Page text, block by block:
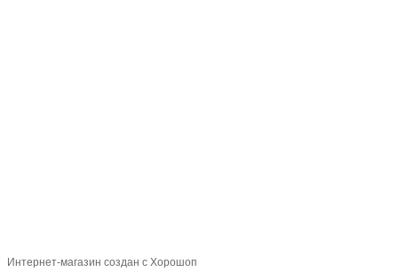
Интернет-магазин создан с Хорошоп